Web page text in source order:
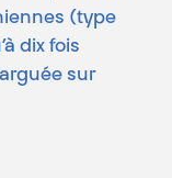
(type
dix fois
sur